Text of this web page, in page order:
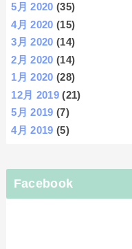
5月 2020 (35)
4月 2020 (15)
3月 2020 (14)
2月 2020 (14)
1月 2020 (28)
12月 2019 (21)
5月 2019 (7)
4月 2019 (5)
Facebook